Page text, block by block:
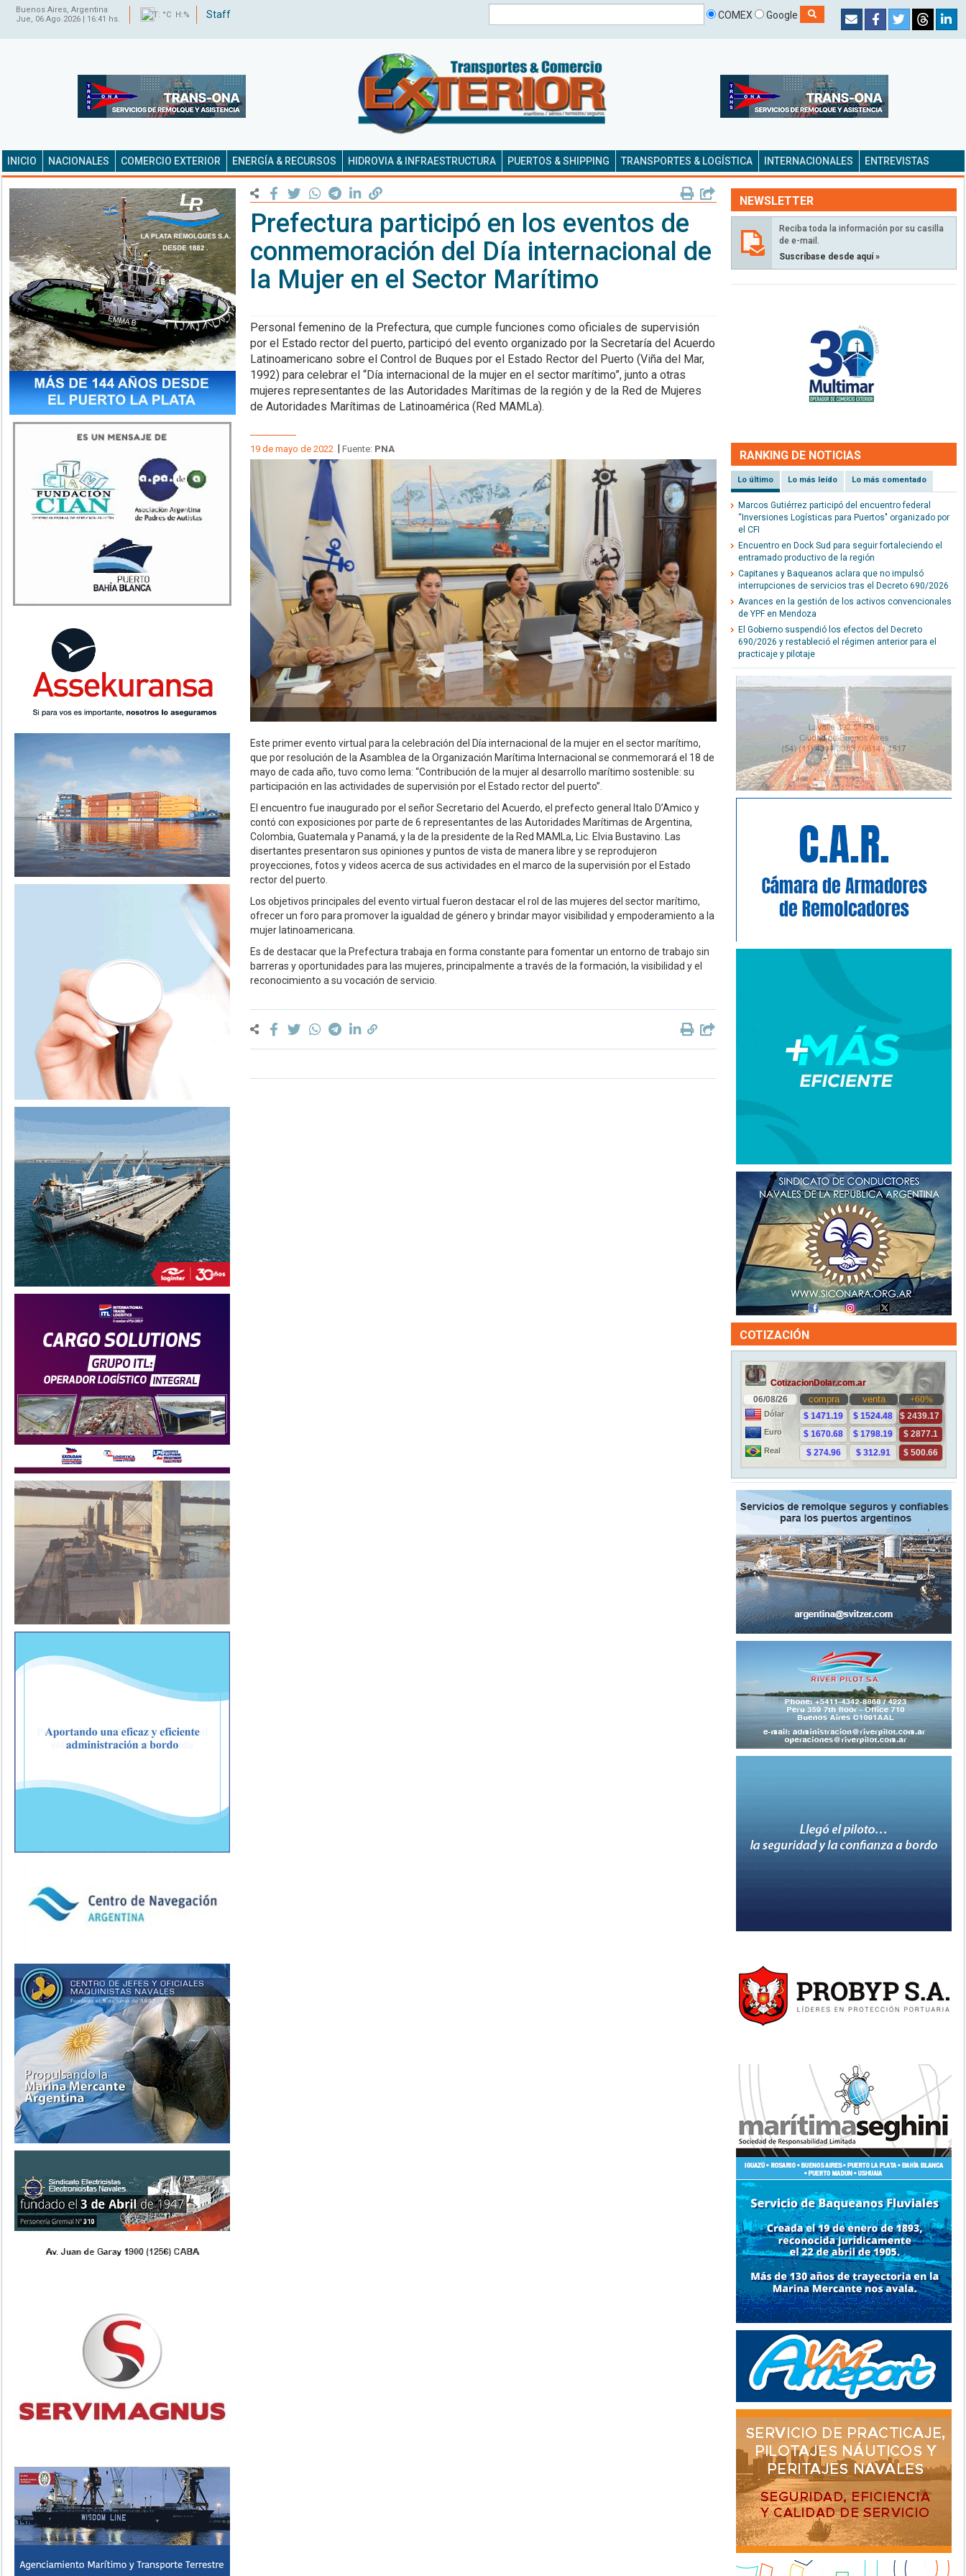
Buenos Aires, Argentina
Jue, 06.Ago.2026 | 16:41 hs.
T: °C H:% Staff COMEX Google
INICIO NACIONALES COMERCIO EXTERIOR ENERGÍA & RECURSOS HIDROVIA & INFRAESTRUCTURA PUERTOS & SHIPPING TRANSPORTES & LOGÍSTICA INTERNACIONALES ENTREVISTAS
Prefectura participó en los eventos de
conmemoración del Día internacional de
la Mujer en el Sector Marítimo
Personal femenino de la Prefectura, que cumple funciones como oficiales de supervisión
por el Estado rector del puerto, participó del evento organizado por la Secretaría del Acuerdo
Latinoamericano sobre el Control de Buques por el Estado Rector del Puerto (Viña del Mar,
1992) para celebrar el “Día internacional de la mujer en el sector marítimo”, junto a otras
mujeres representantes de las Autoridades Marítimas de la región y de la Red de Mujeres
de Autoridades Marítimas de Latinoamérica (Red MAMLa).
19 de mayo de 2022 Fuente: PNA
Este primer evento virtual para la celebración del Día internacional de la mujer en el sector marítimo,
que por resolución de la Asamblea de la Organización Marítima Internacional se conmemorará el 18 de
mayo de cada año, tuvo como lema: “Contribución de la mujer al desarrollo marítimo sostenible: su
participación en las actividades de supervisión por el Estado rector del puerto”.
El encuentro fue inaugurado por el señor Secretario del Acuerdo, el prefecto general Italo D’Amico y
contó con exposiciones por parte de 6 representantes de las Autoridades Marítimas de Argentina,
Colombia, Guatemala y Panamá, y la de la presidente de la Red MAMLa, Lic. Elvia Bustavino. Las
disertantes presentaron sus opiniones y puntos de vista de manera libre y se reprodujeron
proyecciones, fotos y videos acerca de sus actividades en el marco de la supervisión por el Estado
rector del puerto.
Los objetivos principales del evento virtual fueron destacar el rol de las mujeres del sector marítimo,
ofrecer un foro para promover la igualdad de género y brindar mayor visibilidad y empoderamiento a la
mujer latinoamericana.
Es de destacar que la Prefectura trabaja en forma constante para fomentar un entorno de trabajo sin
barreras y oportunidades para las mujeres, principalmente a través de la formación, la visibilidad y el
reconocimiento a su vocación de servicio.
NEWSLETTER
Reciba toda la información por su casilla
de e-mail.
Suscríbase desde aquí »
RANKING DE NOTICIAS
Lo último Lo más leído Lo más comentado
Marcos Gutiérrez participó del encuentro federal
“Inversiones Logísticas para Puertos" organizado por
el CFI
Encuentro en Dock Sud para seguir fortaleciendo el
entramado productivo de la región
Capitanes y Baqueanos aclara que no impulsó
interrupciones de servicios tras el Decreto 690/2026
Avances en la gestión de los activos convencionales
de YPF en Mendoza
El Gobierno suspendió los efectos del Decreto
690/2026 y restableció el régimen anterior para el
practicaje y pilotaje
COTIZACIÓN